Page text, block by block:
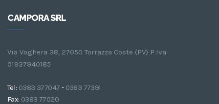
CAMPORA SRL
Via Voghera 38, 27050 Torrazza Coste (PV) P.Iva:
01937940185
Tel: 0383 377047 - 0383 77391
Fax: 0383 77020